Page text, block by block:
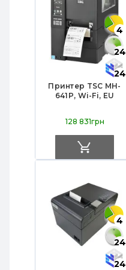
4
24
24
Принтер TSC MH-
641P, Wi-Fi, EU
128 831грн
4
24
24